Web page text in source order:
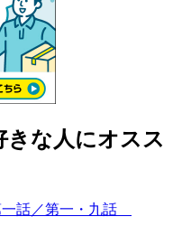
きな人にオスス